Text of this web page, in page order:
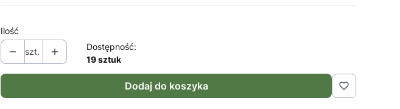
Ilość
szt.
Dostępność:
19 sztuk
Dodaj do koszyka